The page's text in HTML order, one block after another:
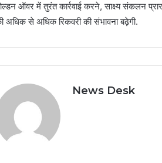
ऑवर में तुरंत कार्रवाई करने, साक्ष्य संकलन
अधिक से अधिक रिकवरी की संभावना बढ़ेगी.
News Desk